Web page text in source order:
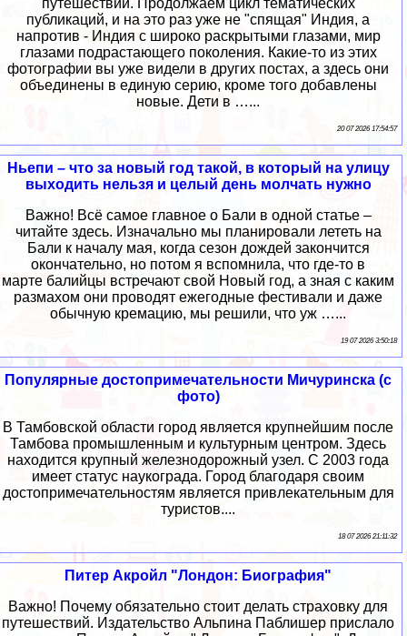
путешествий. Продолжаем цикл тематических
публикаций, и на это раз уже не "спящая" Индия, а
напротив - Индия с широко раскрытыми глазами, мир
глазами подрастающего поколения. Какие-то из этих
фотографии вы уже видели в других постах, а здесь они
объединены в единую серию, кроме того добавлены
новые. Дети в …...
20 07 2026 17:54:57
Ньепи – что за новый год такой, в который на улицу
выходить нельзя и целый день молчать нужно
Важно! Всё самое главное о Бали в одной статье –
читайте здесь. Изначально мы планировали лететь на
Бали к началу мая, когда сезон дождей закончится
окончательно, но потом я вспомнила, что где-то в
марте балийцы встречают свой Новый год, а зная с каким
размахом они проводят ежегодные фестивали и даже
обычную кремацию, мы решили, что уж …...
19 07 2026 3:50:18
Популярные достопримечательности Мичуринска (с
фото)
В Тамбовской области город является крупнейшим после
Тамбова промышленным и культурным центром. Здесь
находится крупный железнодорожный узел. С 2003 года
имеет статус наукограда. Город благодаря своим
достопримечательностям является привлекательным для
туристов....
18 07 2026 21:11:32
Питер Акройл "Лондон: Биография"
Важно! Почему обязательно стоит делать страховку для
путешествий. Издательство Альпина Паблишер прислало